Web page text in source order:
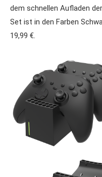
dem schnellen Aufladen
Set ist in den Farben
19,99 €.